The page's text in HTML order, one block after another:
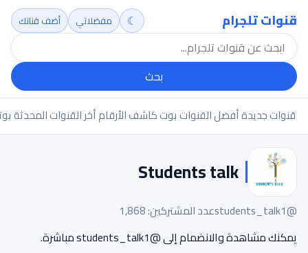
قنوات تلجرام
بحث
☾ مفضلاتي أضف قناتك
قنوات جديدةأفضل القنواتبوت كاشف الأرقامأخر القنوات المحدثة
Students talk
@students_talk1
عدد المشتركين: 1,868
يمكنك مشاهدة والانضمام إلى @students_talk1 مباشرة.